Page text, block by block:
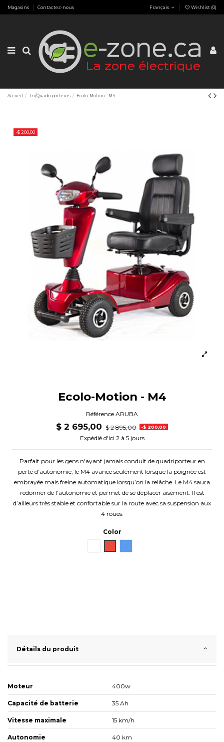
Magasins Contactez-nous Français Wishlist (0)
Accueil Tri/Quadriporteurs Ecolo-Motion - M4
-$ 200,00
Ecolo-Motion - M4
Référence ARUBA
$ 2 695,00 $ 2 895,00 -$ 200,00
Expédié d'ici 2 à 5 jours
Parfait pour les gens n'ayant jamais conduit de quadriporteur en
perte d’autonomie, le M4 avance seulement lorsque la poignée est
embrayée mais freine automatique lorsqu’on la relâche. Le M4 saura
redonner de l’autonomie et permet de se déplacer aisément. Il est
d’ailleurs très stable et confortable sur la route avec sa suspension aux
4 roues.
Color
Détails du produit
Moteur 400w
Capacité de batterie 35 Ah
Vitesse maximale 15 km/h
Autonomie 40 km